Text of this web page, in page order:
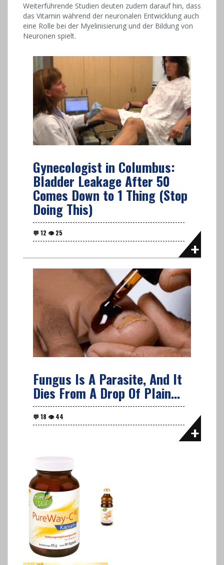
Weiterführende Studien deuten zudem darauf hin, dass
das Vitamin während der neuronalen Entwicklung auch
eine Rolle bei der Myelinisierung und der Bildung von
Neuronen spielt.
Gynecologist in Columbus:
Bladder Leakage After 50
Comes Down to 1 Thing (Stop
Doing This)
Fungus Is A Parasite, And It
Dies From A Drop Of Plain...